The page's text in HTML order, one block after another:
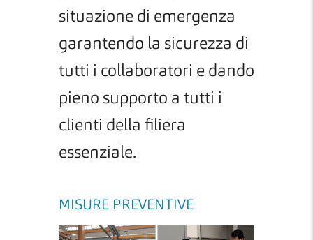
situazione di emergenza
garantendo la sicurezza di
tutti i collaboratori e dando
pieno supporto a tutti i
clienti della filiera
essenziale.
MISURE PREVENTIVE